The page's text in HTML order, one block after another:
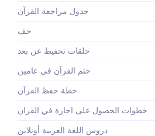
جدول مراجعة القرآن
حف
حلقات تحفيظ عن بعد
ختم القرآن في عامين
خطة حفظ القرآن
خطوات الحصول على اجازة في القران
دروس اللغة العربية أونلاين